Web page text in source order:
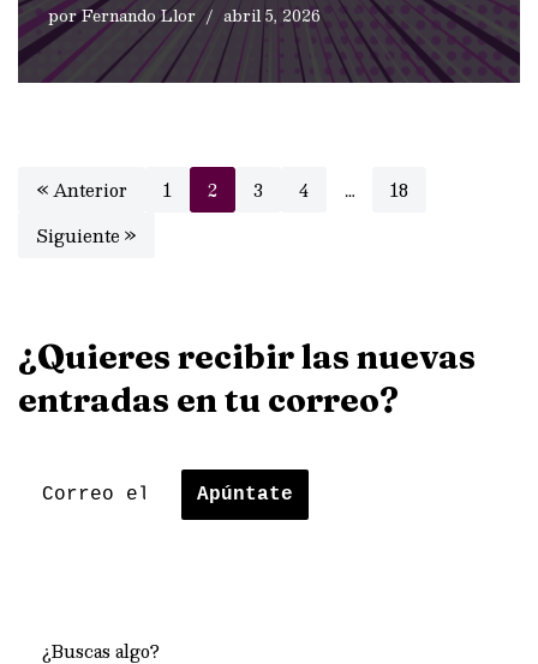
porFernando Llor abril 5, 2026
« Anterior 1 2 3 4 …
18
Siguiente »
¿Quieres recibir las nuevas
entradas en tu correo?
¿Buscas algo?